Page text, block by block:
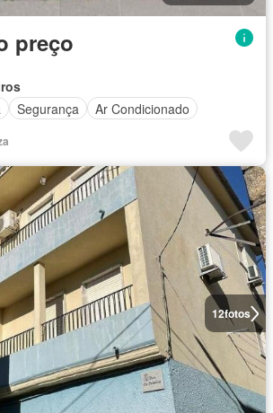
preço
Segurança Ar Condicionado
12fotos